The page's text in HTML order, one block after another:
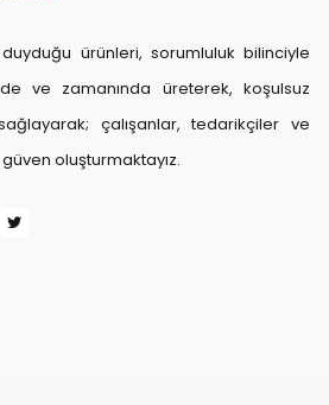
ürünleri, sorumluluk bilinciyle
ve zamanında üreterek, koşulsuz
çalışanlar, tedarikçiler ve
oluşturmaktayız.